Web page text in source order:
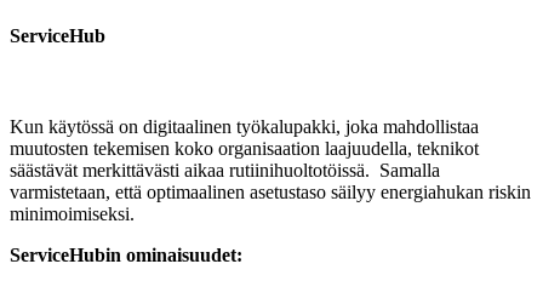
ServiceHub
Kun käytössä on digitaalinen työkalupakki, joka mahdollistaa
muutosten tekemisen koko organisaation laajuudella, teknikot
säästävät merkittävästi aikaa rutiinihuoltotöissä. Samalla
varmistetaan, että optimaalinen asetustaso säilyy energiahukan riskin
minimoimiseksi.
ServiceHubin ominaisuudet: